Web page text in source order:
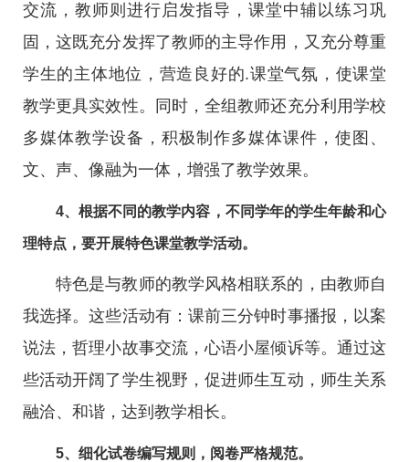
交流，教师则进行启发指导，课堂中辅以练习巩
固，这既充分发挥了教师的主导作用，又充分尊重
学生的主体地位，营造良好的.课堂气氛，使课堂
教学更具实效性。同时，全组教师还充分利用学校
多媒体教学设备，积极制作多媒体课件，使图、
文、声、像融为一体，增强了教学效果。
4、根据不同的教学内容，不同学年的学生年龄和心
理特点，要开展特色课堂教学活动。
特色是与教师的教学风格相联系的，由教师自
我选择。这些活动有：课前三分钟时事播报，以案
说法，哲理小故事交流，心语小屋倾诉等。通过这
些活动开阔了学生视野，促进师生互动，师生关系
融洽、和谐，达到教学相长。
5、细化试卷编写规则，阅卷严格规范。